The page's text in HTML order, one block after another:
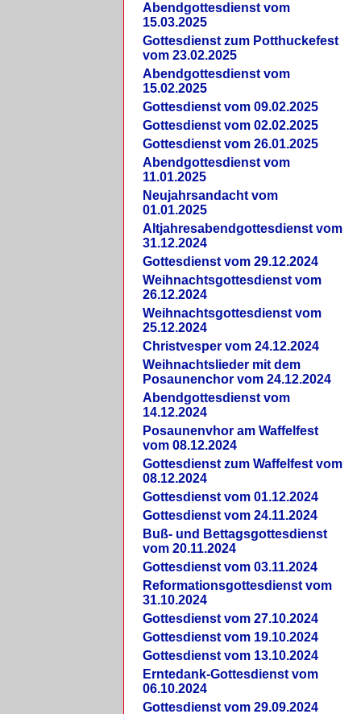
Abendgottesdienst vom
15.03.2025
Gottesdienst zum Potthuckefest
vom 23.02.2025
Abendgottesdienst vom
15.02.2025
Gottesdienst vom 09.02.2025
Gottesdienst vom 02.02.2025
Gottesdienst vom 26.01.2025
Abendgottesdienst vom
11.01.2025
Neujahrsandacht vom
01.01.2025
Altjahresabendgottesdienst vom
31.12.2024
Gottesdienst vom 29.12.2024
Weihnachtsgottesdienst vom
26.12.2024
Weihnachtsgottesdienst vom
25.12.2024
Christvesper vom 24.12.2024
Weihnachtslieder mit dem
Posaunenchor vom 24.12.2024
Abendgottesdienst vom
14.12.2024
Posaunenvhor am Waffelfest
vom 08.12.2024
Gottesdienst zum Waffelfest vom
08.12.2024
Gottesdienst vom 01.12.2024
Gottesdienst vom 24.11.2024
Buß- und Bettagsgottesdienst
vom 20.11.2024
Gottesdienst vom 03.11.2024
Reformationsgottesdienst vom
31.10.2024
Gottesdienst vom 27.10.2024
Gottesdienst vom 19.10.2024
Gottesdienst vom 13.10.2024
Erntedank-Gottesdienst vom
06.10.2024
Gottesdienst vom 29.09.2024